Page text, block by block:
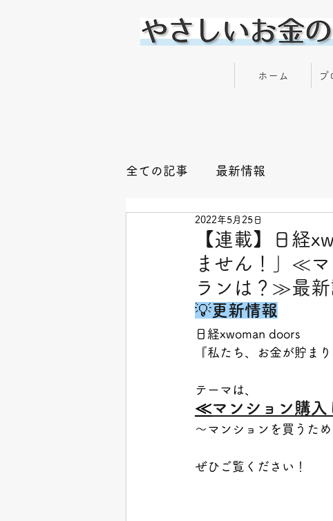
やさしいお金の専門家 横川 楓
ホーム プ
全ての記事 最新情報
【連載】日経
ません！」≪
ランは？≫最新
2022年5月25日
💡更新情報
日経xwoman doors
『私たち、お金が貯まり
テーマは、
≪マンション購
～マンションを買うた
ぜひご覧ください！